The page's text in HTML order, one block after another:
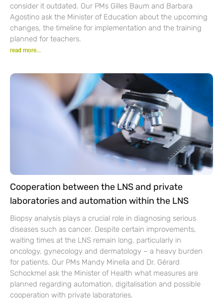
consider it outdated. Our PMs Gilles Baum and Barbara
Agostino ask the Minister of Education about the upcoming
changes, the timeline for implementation and the training
planned for teachers.
read more...
Cooperation between the LNS and private
laboratories and automation within the LNS
Biopsy analysis plays a crucial role in diagnosing serious
diseases such as cancer. Despite certain improvements,
waiting times at the LNS remain long, particularly in
oncology, gynecology and dermatology – a heavy burden
for patients. Our PMs Mandy Minella and Dr. Gérard
Schockmel ask the Minister of Health what measures are
planned regarding automation, digitalisation and possible
cooperation with private laboratories.